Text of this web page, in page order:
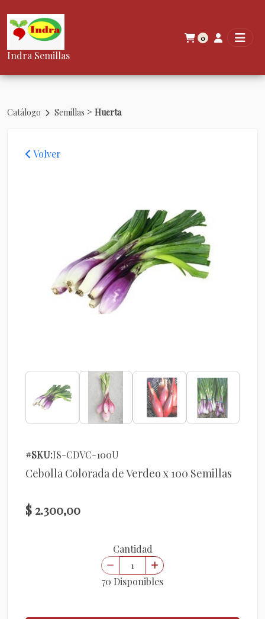
Indra Semillas
0
Catálogo Semillas > Huerta
Volver
#SKU:IS-CDVC-100U
Cebolla Colorada de Verdeo x 100 Semillas
$ 2.300,00
Cantidad
70 Disponibles